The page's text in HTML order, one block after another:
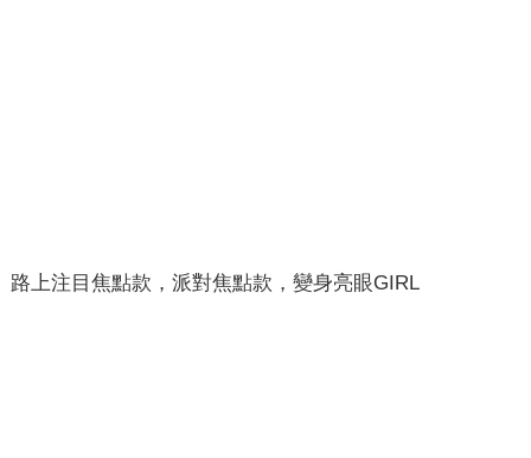
路上注目焦點款，派對焦點款，變身亮眼GIRL